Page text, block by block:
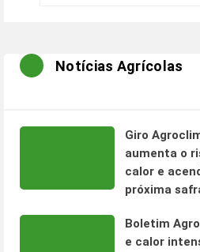
Notícias Agrícolas
Giro
aumenta o
calor e
próxima
Boletim
e calor